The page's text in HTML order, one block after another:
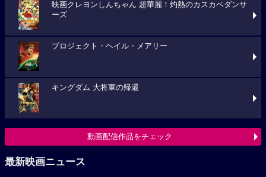
映画クレヨンしんちゃん 超華麗！灼熱のカスカベダンサ
ーズ
プロジェクト・ヘイル・メアリー
キングダム 大将軍の帰還
動画配信作品をチェック
最新映画ニュース